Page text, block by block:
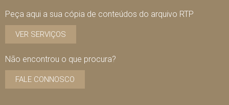
Peça aqui a sua cópia de conteúdos do arquivo RTP
VER SERVIÇOS
Não encontrou o que procura?
FALE CONNOSCO